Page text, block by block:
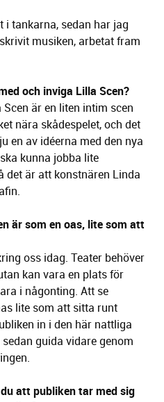
i tankarna, sedan har jag
musiken, arbetat fram
och inviga Lilla Scen?
är en liten intim scen
nära skådespelet, och det
en av idéerna med den nya
kunna jobba lite
det är att konstnären Linda
är som en oas, lite som att
oss idag. Teater behöver
kan vara en plats för
i någonting. Att se
lite som att sitta runt
in i den här nattliga
guida vidare genom
att publiken tar med sig